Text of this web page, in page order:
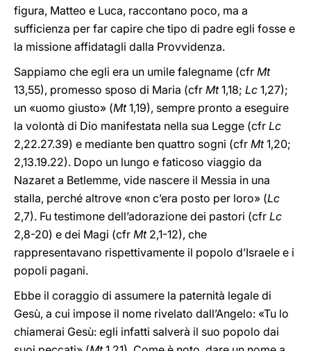
figura, Matteo e Luca, raccontano poco, ma a
sufficienza per far capire che tipo di padre egli fosse e
la missione affidatagli dalla Provvidenza.
Sappiamo che egli era un umile falegname (cfr Mt
13,55), promesso sposo di Maria (cfr Mt1,18; Lc 1,27);
un «uomo giusto» (Mt1,19), sempre pronto a eseguire
la volontà di Dio manifestata nella sua Legge (cfr Lc
2,22.27.39) e mediante ben quattro sogni (cfr Mt1,20;
2,13.19.22). Dopo un lungo e faticoso viaggio da
Nazaret a Betlemme, vide nascere il Messia in una
stalla, perché altrove «non c’era posto per loro» (Lc
2,7). Fu testimone dell’adorazione dei pastori (cfr Lc
2,8-20) e dei Magi (cfr Mt2,1-12), che
rappresentavano rispettivamente il popolo d’Israele e i
popoli pagani.
Ebbe il coraggio di assumere la paternità legale di
Gesù, a cui impose il nome rivelato dall’Angelo: «Tu lo
chiamerai Gesù: egli infatti salverà il suo popolo dai